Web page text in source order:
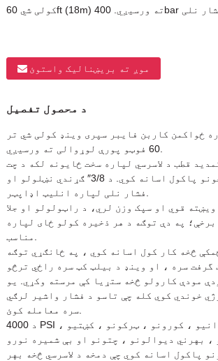
موږ ته بریښنالیک واستوئ
د محصول تفصیل
ځواکمن کاربن فایبر سپری وینډ کولی شي تر
60 فوټو پورې لوړوالی ته ورسیږي.
تمدید قطب د لاسرسي لپاره سخت ځایونه لکه د چت
کونجونو پاکول اسانه کوي. د 3/8″ ګړندي نښلولو او M22-14MM
فشار نلی لپاره انلیټ اډاپټر.
قوي او سپک وزن لري، د راټولولو او جلا
کولو اسانه کوي. 8 برخې؛ په دې توګه د هر ذخیره کولو ځای لپاره
مناسب.
د ځمکې څخه کار کول اسانه کوي ، په ځانګړي توګه
گرفت سره ، او وینډ د بیلټ کټ سره راځي ترڅو
مودې کارولو څخه ستړیا کې مرسته وکړي. یو
خوندي کوي کله چې تاسو د فشار واشیر لرګي
سره معامله کوئ.
د 4000 PSI اعظمي فشار د ودانیو ، کورونو ، ټرکونو ، کښتیو ،
، بهرني دیوالونو ، چتونو او بې شمیره نورو
پاکول اسانه کوي چې دمخه د لاسرسي څخه بهر